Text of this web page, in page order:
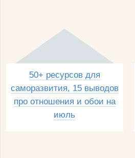
50+ ресурсов для
саморазвития, 15 выводов
про отношения и обои на
июль